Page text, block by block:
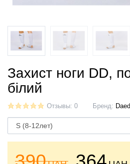
Захист ноги DD,
білий
Отзывы: 0 Бренд: